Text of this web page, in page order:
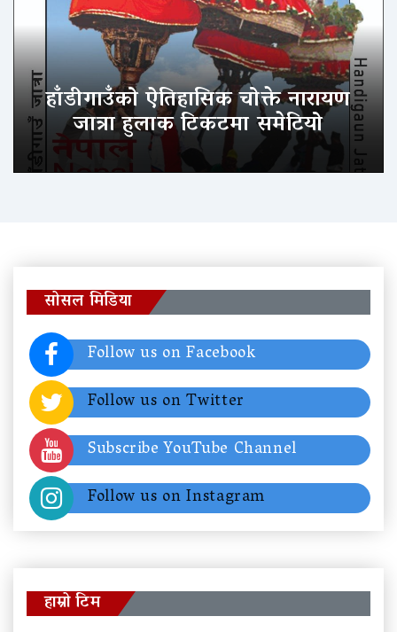
हाँडीगाउँको ऐतिहासिक चोक्ते नारायण
जात्रा हुलाक टिकटमा समेटियो
सोसल मिडिया
Follow us on Facebook
Follow us on Twitter
Subscribe YouTube Channel
Follow us on Instagram
हाम्रो टिम